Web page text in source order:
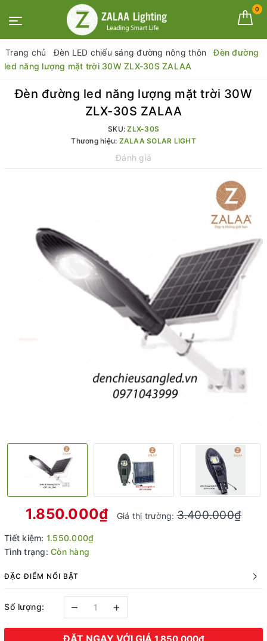
0
Trang chủ Đèn LED chiếu sáng đường nông thôn
Đèn đường
led năng lượng mặt trời 30W ZLX-30S ZALAA
Đèn đường led năng lượng mặt trời 30W
ZLX-30S ZALAA
SKU:ZLX-30S
Thương hiệu: ZALAA SOLAR LIGHT
Đánh giá
1.850.000₫ Giá thị trường:3.400.000₫
Tiết kiệm: 1.550.000₫
Tình trạng: Còn hàng
ĐẶC ĐIỂM NỔI BẬT
Số lượng: – +
ĐẶT NGAY VỚI GIÁ